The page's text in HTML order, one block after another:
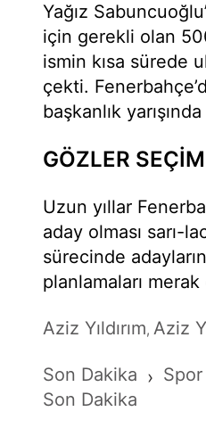
Yağız
için gerekli olan
ismin kısa sürede
çekti.
başkanlık
GÖZLER
Uzun yıllar
aday olması sarı-
sürecinde
planlamaları
Aziz Yıldırım, Aziz
Son Dakika › Spor
Son Dakika